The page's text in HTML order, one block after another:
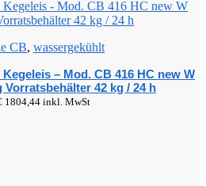
CB, wassergekühlt
– Mod. CB 416 HC new W
42 kg / 24 h
1804,44 inkl. MwSt